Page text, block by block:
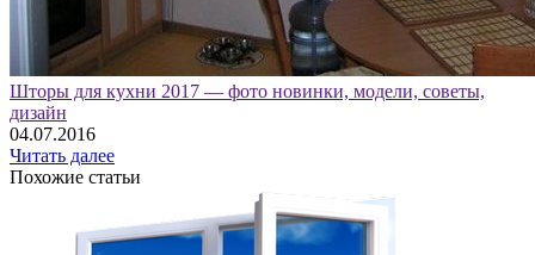
Шторы для кухни 2017 — фото новинки, модели, советы,
дизайн
04.07.2016
Читать далее
Похожие статьи